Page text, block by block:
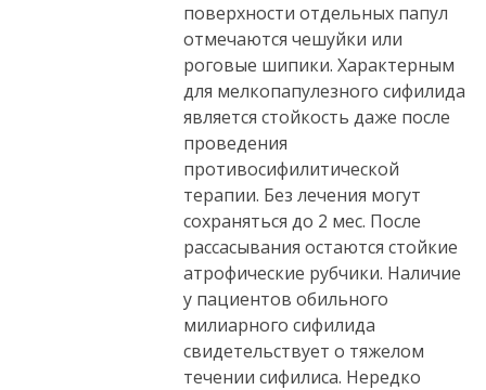
поверхности отдельных папул
отмечаются чешуйки или
роговые шипики. Характерным
для мелкопапулезного сифилида
является стойкость даже после
проведения
противосифилитической
терапии. Без лечения могут
сохраняться до 2 мес. После
рассасывания остаются стойкие
атрофические рубчики. Наличие
у пациентов обильного
милиарного сифилида
свидетельствует о тяжелом
течении сифилиса. Нередко